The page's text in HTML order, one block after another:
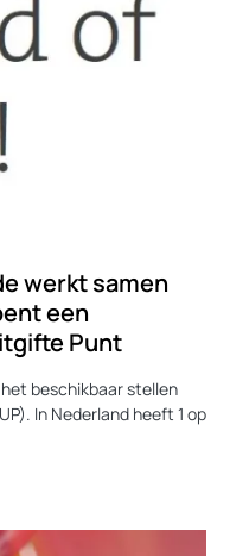
werkt samen
een
Punt
beschikbaar stellen
In Nederland heeft 1 op